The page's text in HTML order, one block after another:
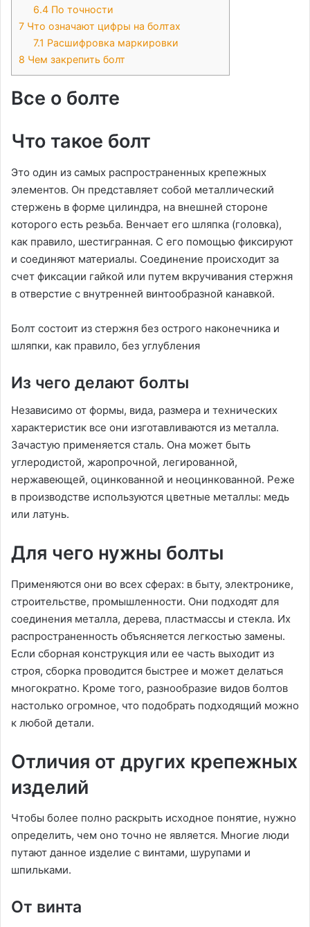
6.4 По точности
7 Что означают цифры на болтах
7.1 Расшифровка маркировки
8 Чем закрепить болт
Все о болте
Что такое болт
Это один из самых распространенных крепежных
элементов. Он представляет собой металлический
стержень в форме цилиндра, на внешней стороне
которого есть резьба. Венчает его шляпка (головка),
как правило, шестигранная. С его помощью фиксируют
и соединяют материалы. Соединение происходит за
счет фиксации гайкой или путем вкручивания стержня
в отверстие с внутренней винтообразной канавкой.
Болт состоит из стержня без острого наконечника и
шляпки, как правило, без углубления
Из чего делают болты
Независимо от формы, вида, размера и технических
характеристик все они изготавливаются из металла.
Зачастую применяется сталь. Она может быть
углеродистой, жаропрочной, легированной,
нержавеющей, оцинкованной и неоцинкованной. Реже
в производстве используются цветные металлы: медь
или латунь.
Для чего нужны болты
Применяются они во всех сферах: в быту, электронике,
строительстве, промышленности. Они подходят для
соединения металла, дерева, пластмассы и стекла. Их
распространенность объясняется легкостью замены.
Если сборная конструкция или ее часть выходит из
строя, сборка проводится быстрее и может делаться
многократно. Кроме того, разнообразие видов болтов
настолько огромное, что подобрать подходящий можно
к любой детали.
Отличия от других крепежных
изделий
Чтобы более полно раскрыть исходное понятие, нужно
определить, чем оно точно не является. Многие люди
путают данное изделие с винтами, шурупами и
шпильками.
От винта